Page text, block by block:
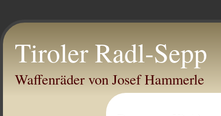
Tiroler Radl-Sepp
Waffenräder von Josef Hammerle